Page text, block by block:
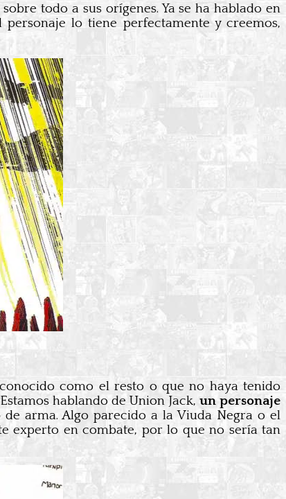
todo a sus orígenes. Ya se ha hablado en
personaje lo tiene perfectamente y creemos,
como el resto o que no haya tenido
hablando de Union Jack, un personaje
arma. Algo parecido a la Viuda Negra o el
experto en combate, por lo que no sería tan